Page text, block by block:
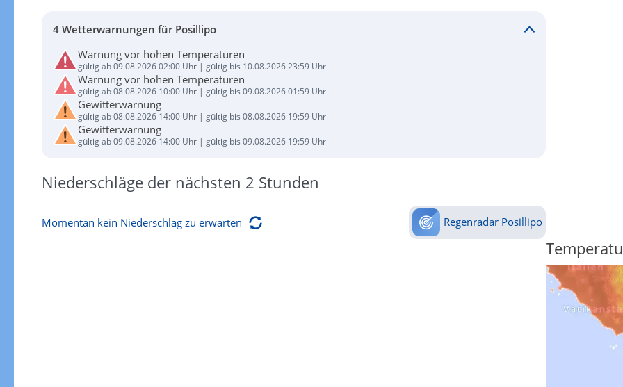
4 Wetterwarnungen für Posillipo
Warnung vor hohen Temperaturen
gültig ab 09.08.2026 02:00 Uhr | gültig bis 10.08.2026 23:59 Uhr
Warnung vor hohen Temperaturen
gültig ab 08.08.2026 10:00 Uhr | gültig bis 09.08.2026 01:59 Uhr
Gewitterwarnung
gültig ab 08.08.2026 14:00 Uhr | gültig bis 08.08.2026 19:59 Uhr
Gewitterwarnung
gültig ab 09.08.2026 14:00 Uhr | gültig bis 09.08.2026 19:59 Uhr
Niederschläge der nächsten 2 Stunden
Momentan kein Niederschlag zu erwarten Regenradar Posillipo